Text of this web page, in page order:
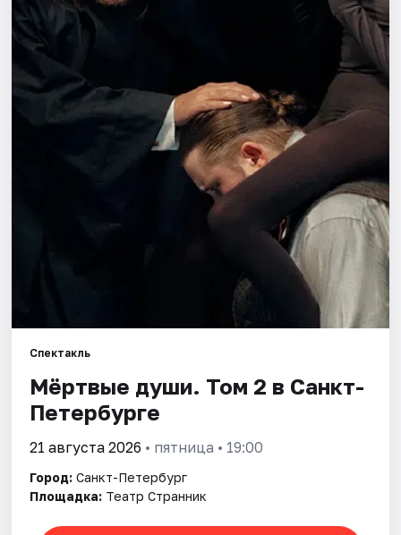
Города
Площадки
Артисты
Спектакль
Мёртвые души. Том 2 в Санкт-
Петербурге
21 августа 2026 • пятница • 19:00
Город: Санкт-Петербург
Площадка: Театр Странник